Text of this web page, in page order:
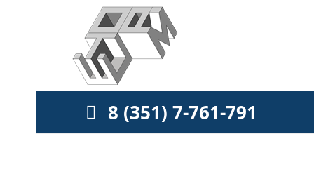
8 (351) 7-761-791